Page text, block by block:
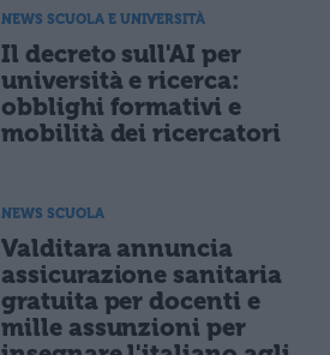
NEWS SCUOLA E UNIVERSITÀ
Il decreto sull'AI per
università e ricerca:
obblighi formativi e
mobilità dei ricercatori
NEWS SCUOLA
Valditara annuncia
assicurazione sanitaria
gratuita per docenti e
mille assunzioni per